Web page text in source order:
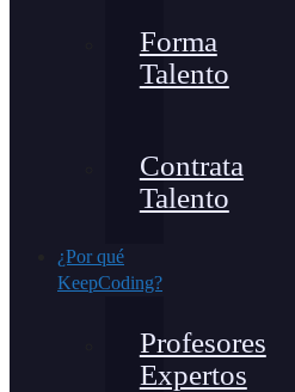
Forma
Talento
Contrata
Talento
¿Por qué
KeepCoding?
Profesores
Expertos